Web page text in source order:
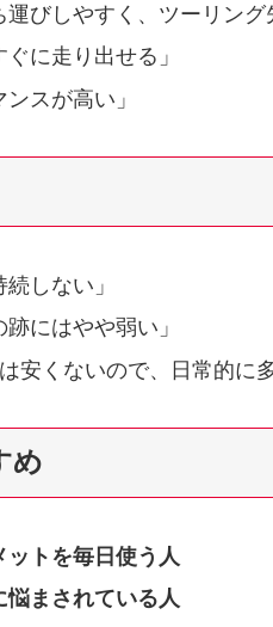
運びしやすく、ツーリング
に走り出せる」
スが高い」
しない」
にはやや弱い」
安くないので、日常的に
め
トを毎日使う人
まされている人